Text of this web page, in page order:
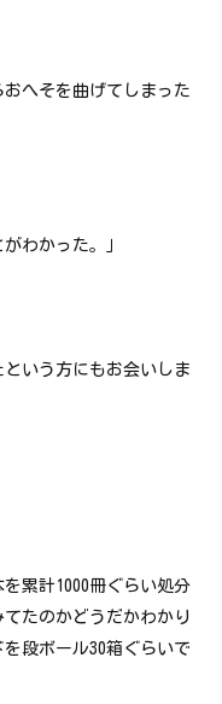
へそを曲げてしまった
わかった。」
いう方にもお会いしま
累計1000冊ぐらい処分
たのかどうだかわかり
段ボール30箱ぐらいで